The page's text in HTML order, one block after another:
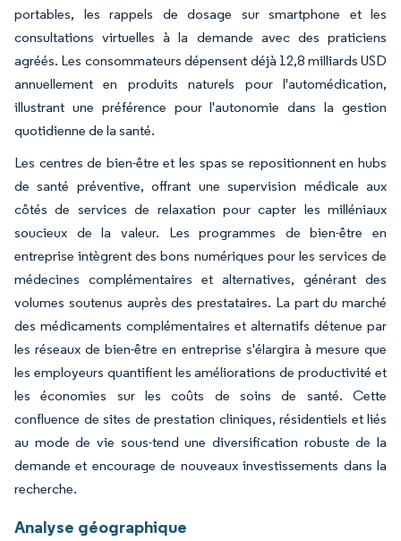
portables, les rappels de dosage sur smartphone et les
consultations virtuelles à la demande avec des praticiens
agréés. Les consommateurs dépensent déjà 12,8 milliards USD
annuellement en produits naturels pour l'automédication,
illustrant une préférence pour l'autonomie dans la gestion
quotidienne de la santé.
Les centres de bien-être et les spas se repositionnent en hubs
de santé préventive, offrant une supervision médicale aux
côtés de services de relaxation pour capter les milléniaux
soucieux de la valeur. Les programmes de bien-être en
entreprise intègrent des bons numériques pour les services de
médecines complémentaires et alternatives, générant des
volumes soutenus auprès des prestataires. La part du marché
des médicaments complémentaires et alternatifs détenue par
les réseaux de bien-être en entreprise s'élargira à mesure que
les employeurs quantifient les améliorations de productivité et
les économies sur les coûts de soins de santé. Cette
confluence de sites de prestation cliniques, résidentiels et liés
au mode de vie sous-tend une diversification robuste de la
demande et encourage de nouveaux investissements dans la
recherche.
Analyse géographique